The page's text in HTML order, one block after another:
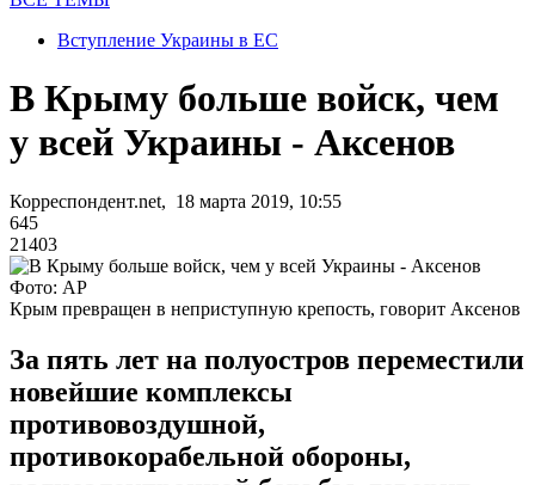
Вступление Украины в ЕС
В Крыму больше войск, чем
у всей Украины - Аксенов
Корреспондент.net, 18 марта 2019, 10:55
645
21403
Фото: AP
Крым превращен в неприступную крепость, говорит Аксенов
За пять лет на полуостров переместили
новейшие комплексы
противовоздушной,
противокорабельной обороны,